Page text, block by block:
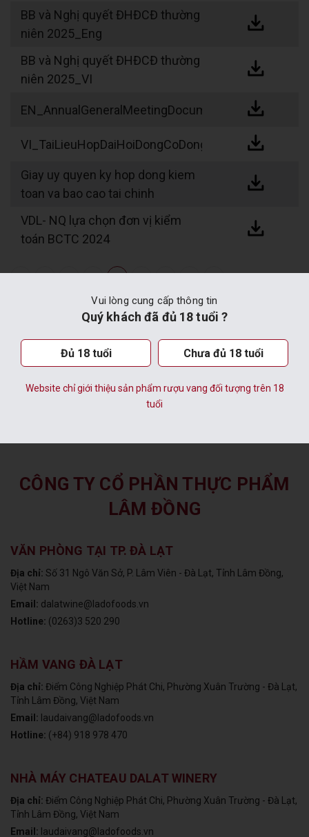
BB và Nghị quyết ĐHĐCĐ thường
niên 2025_Eng
BB và Nghị quyết ĐHĐCĐ thường
niên 2025_VI
EN_AnnualGeneralMeetingDocuments_2025_P1
Giay uy quyen ky hop dong kiem
toan va bao cao tai chinh
VDL- NQ lựa chọn đơn vị kiểm
toán BCTC 2024
Hàng Chính Hãng
CÔNG TY CỔ PHẦN THỰC PHẨM
LÂM ĐỒNG
VĂN PHÒNG TẠI TP. ĐÀ LẠT
Địa chỉ: Số 31 Ngô Văn Sở, P. Lâm Viên - Đà Lạt, Tỉnh Lâm Đồng,
Việt Nam
Email: dalatwine@ladofoods.vn
Hotline: (0263)3 520 290
HẦM VANG ĐÀ LẠT
Địa chỉ: Điểm Công Nghiệp Phát Chi, Phường Xuân Trường - Đà Lạt,
Tỉnh Lâm Đồng, Việt Nam
Email: laudaivang@ladofoods.vn
Hotline: (+84) 918 978 470
NHÀ MÁY CHATEAU DALAT WINERY
Địa chỉ: Điểm Công Nghiệp Phát Chi, Phường Xuân Trường - Đà Lạt,
Tỉnh Lâm Đồng, Việt Nam
Email: laudaivang@ladofoods.vn
Vui lòng cung cấp thông tin
Quý khách đã đủ 18 tuổi ?
Đủ 18 tuổi Chưa đủ 18 tuổi
Website chỉ giới thiệu sản phẩm rượu vang đối tượng trên 18
tuổi